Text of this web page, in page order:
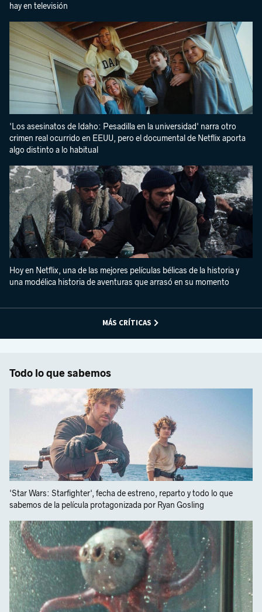
hay en televisión
'Los asesinatos de Idaho: Pesadilla en la universidad' narra otro
crimen real ocurrido en EEUU, pero el documental de Netflix aporta
algo distinto a lo habitual
Hoy en Netflix, una de las mejores películas bélicas de la historia y
una modélica historia de aventuras que arrasó en su momento
MÁS CRÍTICAS
Todo lo que sabemos
'Star Wars: Starfighter', fecha de estreno, reparto y todo lo que
sabemos de la película protagonizada por Ryan Gosling